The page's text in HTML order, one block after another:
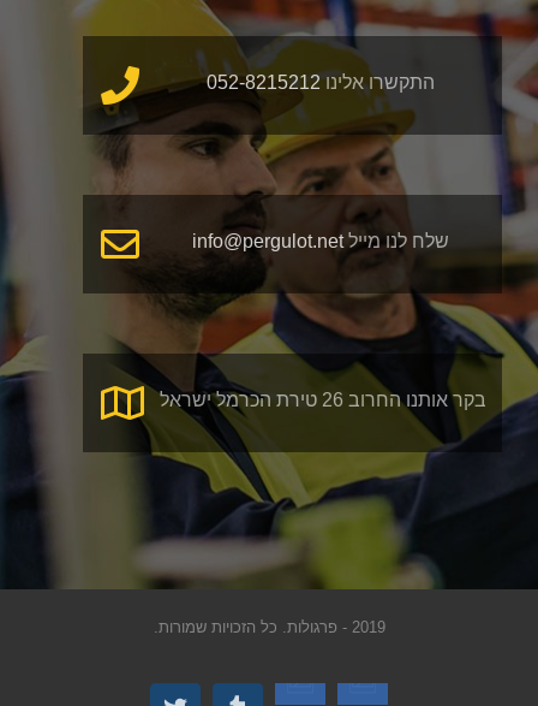
התקשרו אלינו052-8215212
שלח לנו מיילinfo@pergulot.net
בקר אותנו החרוב 26 טירת הכרמל ישראל
2019 - פרגולות. כל הזכויות שמורות.
Custom
Custom